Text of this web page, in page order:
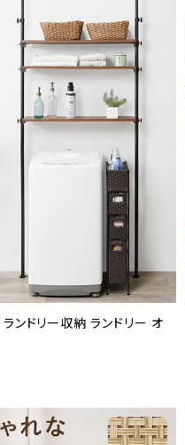
ンドリー収納 ランドリー オ